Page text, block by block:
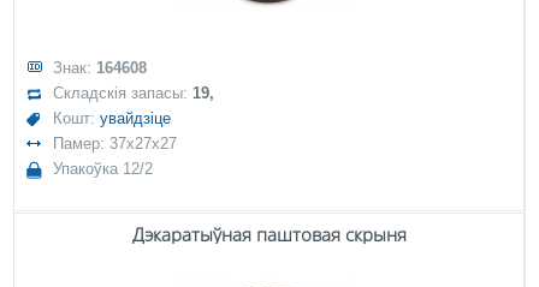
Знак: 164608
Складскія запасы:19,
Кошт:увайдзіце
Памер: 37x27x27
Упакоўка 12/2
Дэкаратыўная паштовая скрыня